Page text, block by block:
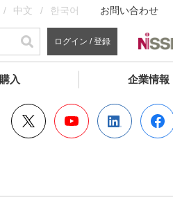
中文 한국어 お問い合わせ
ログイン / 登録
購入 企業情報